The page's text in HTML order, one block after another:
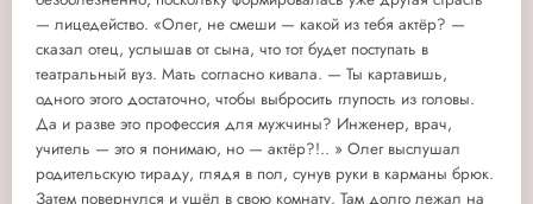
— лицедейство. «Олег, не смеши — какой из тебя актёр? —
сказал отец, услышав от сына, что тот будет поступать в
театральный вуз. Мать согласно кивала. — Ты картавишь,
одного этого достаточно, чтобы выбросить глупость из головы.
Да и разве это профессия для мужчины? Инженер, врач,
учитель — это я понимаю, но — актёр?!.. » Олег выслушал
родительскую тираду, глядя в пол, сунув руки в карманы брюк.
Затем повернулся и ушёл в свою комнату. Там долго лежал на